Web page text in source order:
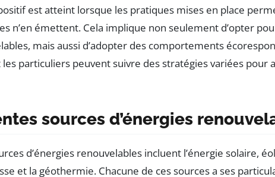
est atteint lorsque les pratiques mises en place
n’en émettent. Cela implique non seulement d’opter
mais aussi d’adopter des comportements
particuliers peuvent suivre des stratégies variées pour
sources d’énergies
d’énergies renouvelables incluent l’énergie solaire,
et la géothermie. Chacune de ces sources a ses